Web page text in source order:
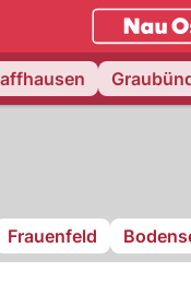
ostschweiz.NAU.ch
Frauenfeld